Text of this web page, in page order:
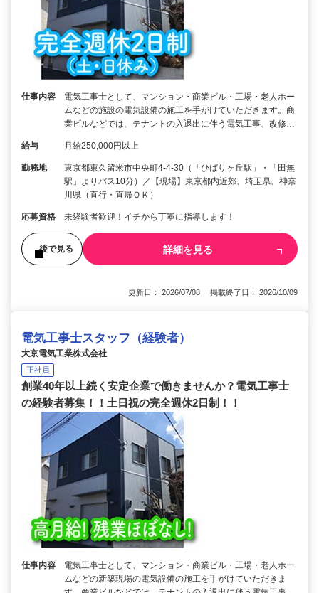
仕事内容
電気工事士として、マンション・商業ビル・工場・老人ホー
ムなどの施設の電気設備の施工を手がけていただきます。商
業ビルなどでは、テナントの入退出に伴う電気工事、改修…
給与 月給250,000円以上
勤務地
東京都東久留米市中央町4-4-30（「ひばりヶ丘駅」・「田無
駅」よりバス10分）／【現場】東京都内近郊、埼玉県、神奈
川県（直行・直帰ＯＫ）
応募資格 未経験者歓迎！イチから丁寧に指導します！
後で見る 詳細を見る
更新日： 2026/07/08 掲載終了日： 2026/10/09
電気工事士スタッフ（経験者）
大京電気工業株式会社
正社員
創業40年以上続く安定企業で働きませんか？電気工事士
の経験者募集！！土日祝の完全週休2日制！！
仕事内容
電気工事士として、マンション・商業ビル・工場・老人ホー
ムなどの新築現場の電気設備の施工を手がけていただきま